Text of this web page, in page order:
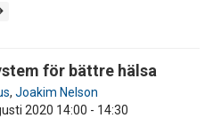
för bättre hälsa
, Joakim Nelson
2020 14:00 - 14:30